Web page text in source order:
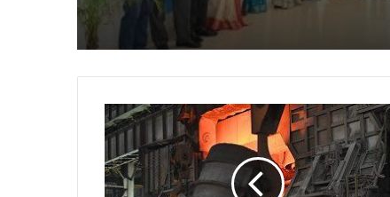
संयंत्र
के
एसएमएस–
3
में